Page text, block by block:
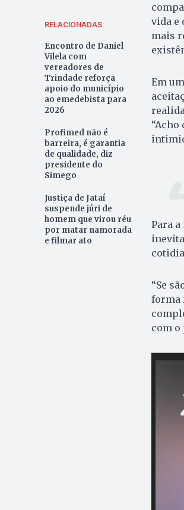
RELACIONADAS
Encontro de Daniel
Vilela com
vereadores de
Trindade reforça
apoio do município
ao emedebista para
2026
Profimed não é
barreira, é garantia
de qualidade, diz
presidente do
Simego
Justiça de Jataí
suspende júri de
homem que virou réu
por matar namorada
e filmar ato
vida e
mais
Em
Para
“Se
forma
com o